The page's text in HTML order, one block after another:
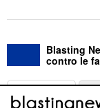
Blasting
contro le
ABOUT